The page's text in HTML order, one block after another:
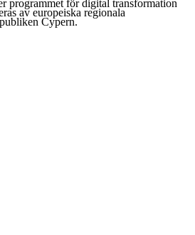
programmet för digital transformation
av europeiska regionala
Cypern.